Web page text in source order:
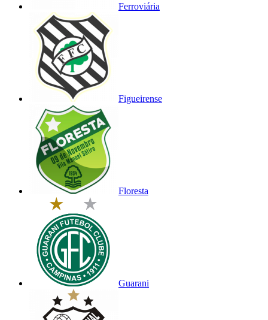
Ferroviária
Figueirense
Floresta
Guarani